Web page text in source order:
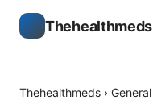
Thehealthmeds
Thehealthmeds › General